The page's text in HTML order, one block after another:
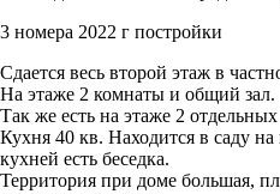
3 номера 2022 г постройки
Сдается весь второй этаж в
На этаже 2 комнаты и общий зал.
Так же есть на этаже 2 отдельных
Кухня 40 кв. Находится в саду
кухней есть беседка.
Территория при доме большая,